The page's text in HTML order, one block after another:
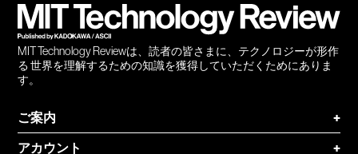
MIT Technology Reviewは、読者の皆さまに、テクノロジーが形作
る 世界を理解するための知識を獲得していただくためにありま
す。
ご案内
+
アカウント
+